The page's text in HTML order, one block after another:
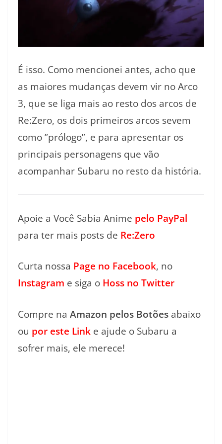
É isso. Como mencionei antes, acho que
as maiores mudanças devem vir no Arco
3, que se liga mais ao resto dos arcos de
Re:Zero, os dois primeiros arcos sevem
como ”prólogo”, e para apresentar os
principais personagens que vão
acompanhar Subaru no resto da história.
Apoie a Você Sabia Anime pelo PayPal
para ter mais posts de Re:Zero
Curta nossa Page no Facebook, no
Instagram e siga o Hoss no Twitter
Compre na Amazon pelos Botões abaixo
ou por este Link e ajude o Subaru a
sofrer mais, ele merece!